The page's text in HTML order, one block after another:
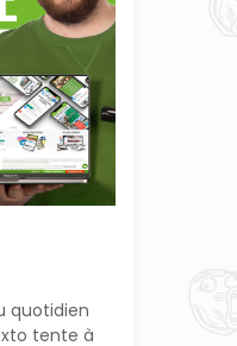
quotidien
tente à